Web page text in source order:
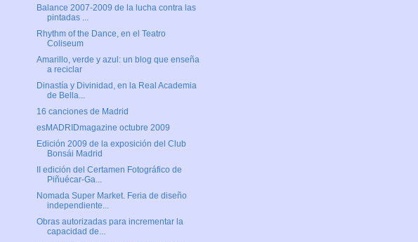
Balance 2007-2009 de la lucha contra las
pintadas ...
Rhythm of the Dance, en el Teatro
Coliseum
Amarillo, verde y azul: un blog que enseña
a reciclar
Dinastía y Divinidad, en la Real Academia
de Bella...
16 canciones de Madrid
esMADRIDmagazine octubre 2009
Edición 2009 de la exposición del Club
Bonsái Madrid
II edición del Certamen Fotográfico de
Piñuécar-Ga...
Nomada Super Market. Feria de diseño
independiente...
Obras autorizadas para incrementar la
capacidad de...